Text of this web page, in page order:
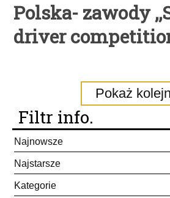
Polska- zawody
driver
Pokaż
Filtr info.
Najnowsze
Najstarsze
Kategorie